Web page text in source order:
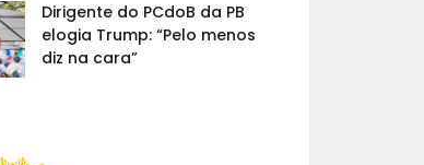
Dirigente do PCdoB da PB
elogia Trump: “Pelo menos
diz na cara”